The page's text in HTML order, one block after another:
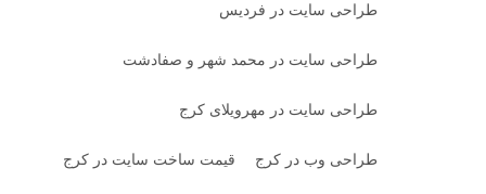
طراحی سایت در فردیس
طراحی سایت در محمد شهر و صفادشت
طراحی سایت در مهرویلای کرج
طراحی وب در کرج قیمت ساخت سایت در کرج